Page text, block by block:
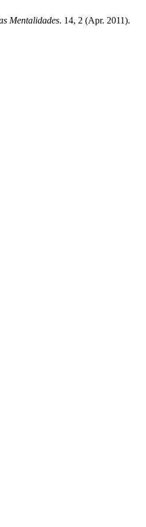
Mentalidades. 14, 2 (Apr. 2011).